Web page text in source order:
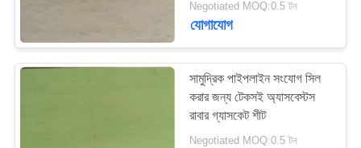
Negotiated MOQ:0.5 টন
যোগাযোগ
সামুদ্রিক পাইপলাইন সংযোগ সিল
করার জন্য টেকসই অ্যাসবেস্টস
রাবার গ্যাসকেট শীট
Negotiated MOQ:0.5 টন